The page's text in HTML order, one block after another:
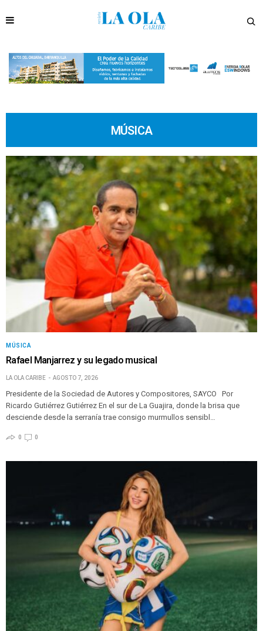
MÚSICA
MÚSICA
Rafael Manjarrez y su legado musical
LA OLA CARIBE AGOSTO 7, 2026
Presidente de la Sociedad de Autores y Compositores, SAYCO Por
Ricardo Gutiérrez Gutiérrez En el sur de La Guajira, donde la brisa que
desciende desde la serranía trae consigo murmullos sensibl…
0 0